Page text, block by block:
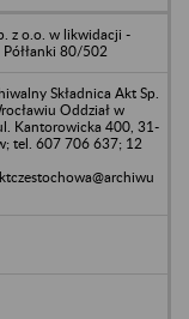
z o.o. w likwidacji -
80/502
Składnica Akt Sp.
Oddział w
Kantorowicka 400, 31-
tel. 607 706 637; 12